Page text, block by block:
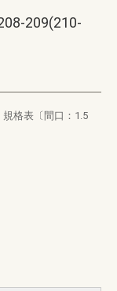
209(210-
規格表〔間口：1.5